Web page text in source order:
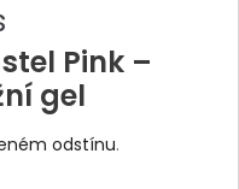
Pink –
gel
odstínu.